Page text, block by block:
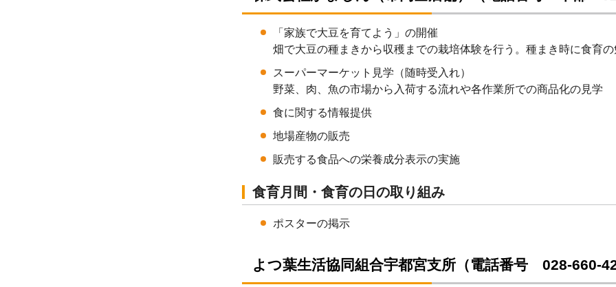
「家族で大豆を育てよう」の開催
畑で大豆の種まきから収穫までの栽培体験を行う。種まき時に食育
スーパーマーケット見学（随時受入れ）
野菜、肉、魚の市場から入荷する流れや各作業所での商品化の見学
食に関する情報提供
地場産物の販売
販売する食品への栄養成分表示の実施
食育月間・食育の日の取り組み
ポスターの掲示
よつ葉生活協同組合宇都宮支所（電話番号 028-660-